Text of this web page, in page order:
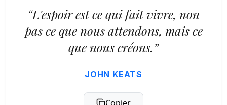
“L'espoir est ce qui fait vivre, non
pas ce que nous attendons, mais ce
que nous créons.”
JOHN KEATS